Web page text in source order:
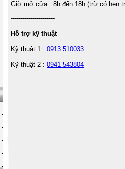
Giờ mở cửa : 8h đến 18h (trừ có hẹn
----------------------
Hỗ trợ kỹ thuật
Kỹ thuật 1 : 0913 510033
Kỹ thuật 2 : 0941 543804